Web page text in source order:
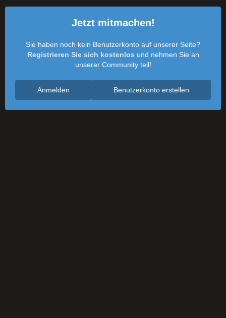
Jetzt mitmachen!
Sie haben noch kein Benutzerkonto auf unserer Seite?
Registrieren Sie sich kostenlos und nehmen Sie an
unserer Community teil!
Benutzerkonto erstellen
Anmelden